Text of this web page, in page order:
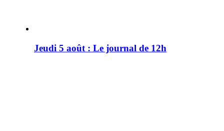
Jeudi 5 août : Le journal de 12h